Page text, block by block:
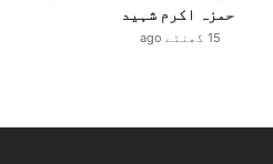
حمزہ اکرم شہید
15 گھنٹے ago